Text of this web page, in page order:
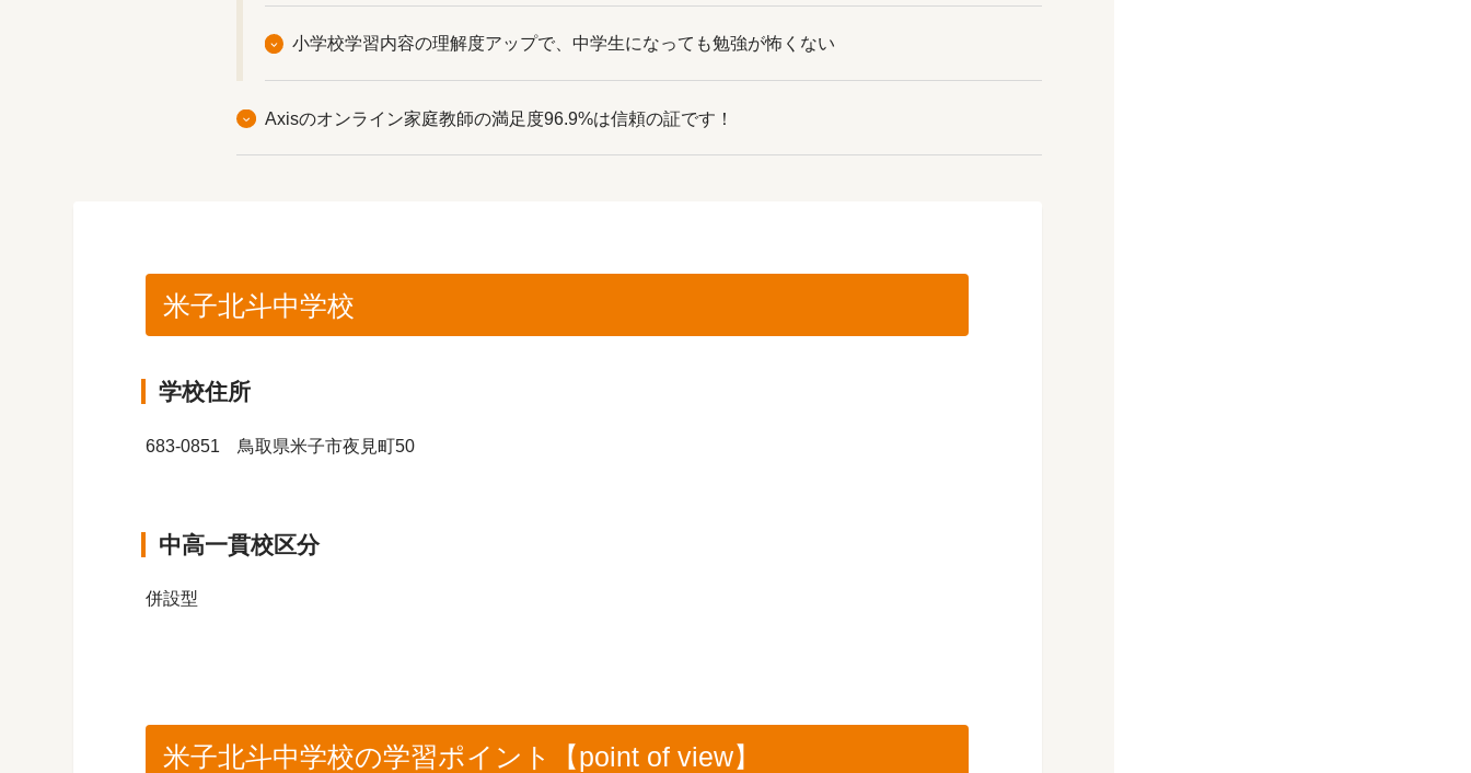
小学校学習内容の理解度アップで、中学生になっても勉強が怖くない
Axisのオンライン家庭教師の満足度96.9%は信頼の証です！
米子北斗中学校
学校住所
683-0851 鳥取県米子市夜見町50
中高一貫校区分
併設型
米子北斗中学校の学習ポイント【point of view】